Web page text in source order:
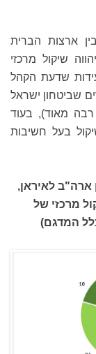
ארצות הברית
שיקול מרכזי
שדעת הקהל
סבורים שביטחון ישראל
רבה מאוד), בעוד
בעל חשיבות
ארה"ב לאיראן,
מרכזי של
המדגם)